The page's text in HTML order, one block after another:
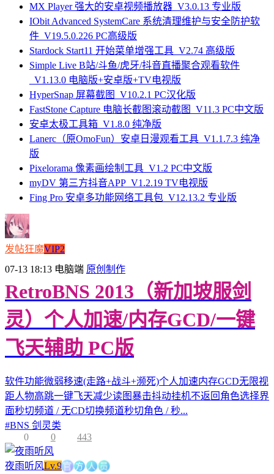
MX Player 强大的安卓视频播放器_V3.0.13 专业版
IObit Advanced SystemCare 系统清理维护与安全防护软
件_V19.5.0.226 PC高级版
Stardock Start11 开始菜单增强工具_V2.74 高级版
Simple Live B站/斗鱼/虎牙/抖音直播聚合观看软件
_V1.13.0 电脑版+安卓版+TV电视版
HyperSnap 屏幕截图_V10.2.1 PC汉化版
FastStone Capture 电脑长截图滚动截图_V11.3 PC中文版
安卓太极工具箱_V1.8.0 纯净版
Lanerc（原OmoFun）安卓日漫观看工具_V1.1.7.3 纯净
版
Pixelorama 像素画绘制工具_V1.2 PC中文版
myDV 第三方抖音APP_V1.2.19 TV电视版
Fing Pro 安卓多功能网络工具包_V12.13.2 专业版
发帖狂魔VIP2
07-13 18:13 电脑端 原创制作
RetroBNS 2013（新加坡服剑
灵）个人加速/内存GCD/一键
飞天辅助 PC版
软件功能微弱移速(走路+战斗+濒死)个人加速内存GCD无限视
距人物高跳一键飞天减少读图暴击抖动挂机不返回角色选择界
面秒切频道 / 无CD切换频道秒切角色 / 秒...
#BNS 剑灵类
0
0 443
夜雨听风Lv.9官方人员